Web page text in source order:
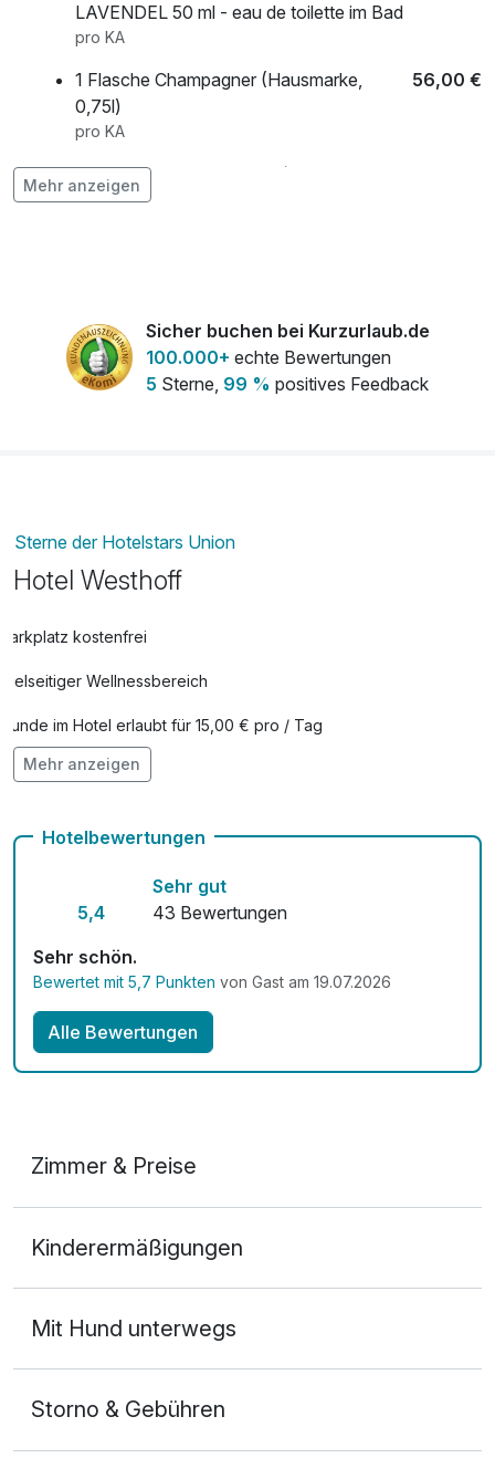
LAVENDEL 50 ml - eau de toilette im Bad
pro KA
1 Flasche Champagner (Hausmarke,
0,75l)
56,00 €
pro KA
Gudereit E-Bike pro Pers. / Tag
pro KA
Pers. an 1 Morgen der Wahl
pro KA
Mehr anzeigen
Sicher buchen bei Kurzurlaub.de
100.000+ echte Bewertungen
5 Sterne, 99 % positives Feedback
Sterne der Hotelstars Union
Hotel Westhoff
Parkplatz kostenfrei
Vielseitiger Wellnessbereich
Hunde im Hotel erlaubt für 15,00 € pro / Tag
Mit Hotelbar
Mehr anzeigen
Hotelbewertungen
5,4
Sehr gut
43 Bewertungen
Sehr schön.
Bewertet mit 5,7 Punkten von Gast am 19.07.2026
Alle Bewertungen
Zimmer & Preise
2 Erwachsene und 1 Kind
Kinderermäßigungen
Mit Hund unterwegs
Storno & Gebühren